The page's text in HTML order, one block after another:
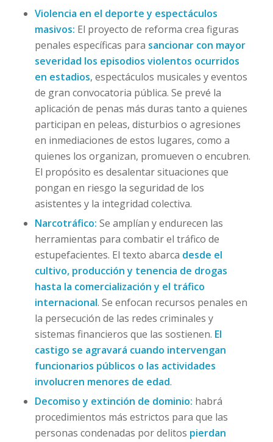
Violencia en el deporte y espectáculos
masivos: El proyecto de reforma crea figuras
penales específicas para sancionar con mayor
severidad los episodios violentos ocurridos
en estadios, espectáculos musicales y eventos
de gran convocatoria pública. Se prevé la
aplicación de penas más duras tanto a quienes
participan en peleas, disturbios o agresiones
en inmediaciones de estos lugares, como a
quienes los organizan, promueven o encubren.
El propósito es desalentar situaciones que
pongan en riesgo la seguridad de los
asistentes y la integridad colectiva.
Narcotráfico: Se amplían y endurecen las
herramientas para combatir el tráfico de
estupefacientes. El texto abarca desde el
cultivo, producción y tenencia de drogas
hasta la comercialización y el tráfico
internacional. Se enfocan recursos penales en
la persecución de las redes criminales y
sistemas financieros que las sostienen. El
castigo se agravará cuando intervengan
funcionarios públicos o las actividades
involucren menores de edad.
Decomiso y extinción de dominio: habrá
procedimientos más estrictos para que las
personas condenadas por delitos pierdan